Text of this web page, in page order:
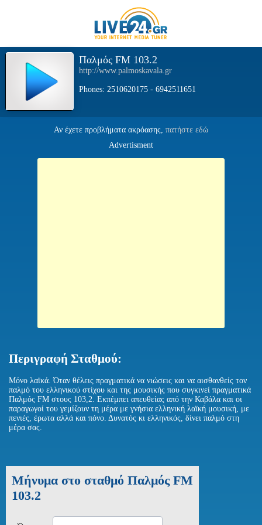
Παλμός FM 103.2
http://www.palmoskavala.gr
Phones: 2510620175 - 6942511651
Αν έχετε προβλήματα ακρόασης, πατήστε εδώ
Advertisment
Περιγραφή Σταθμού:
Μόνο λαϊκά. Όταν θέλεις πραγματικά να νιώσεις και να αισθανθείς τον
παλμό του ελληνικού στίχου και της μουσικής που συγκινεί πραγματικά
Παλμός FM στους 103,2. Εκπέμπει απευθείας από την Καβάλα και οι
παραγωγοί του γεμίζουν τη μέρα με γνήσια ελληνική λαϊκή μουσική, με
πενιές, έρωτα αλλά και πόνο. Δυνατός κι ελληνικός, δίνει παλμό στη
μέρα σας.
Μήνυμα στο σταθμό Παλμός FM
103.2